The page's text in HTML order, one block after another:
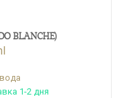
BLANCHE)
1-2 дня